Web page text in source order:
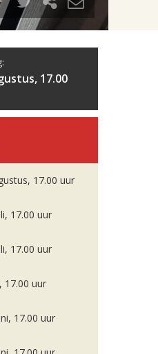
17.00
17.00 uur
17.00 uur
17.00 uur
17.00 uur
17.00 uur